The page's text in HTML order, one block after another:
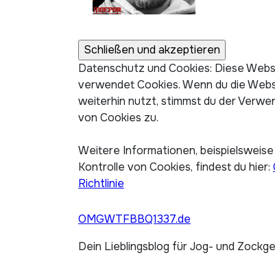
Datenschutz und Cookies: Diese
verwendet Cookies. Wenn du die
weiterhin nutzt, stimmst du der
von Cookies zu.
Weitere Informationen,
Kontrolle von Cookies, findest du hier:
Richtlinie
OMGWTFBBQ1337.de
Dein Lieblingsblog für Jog- und